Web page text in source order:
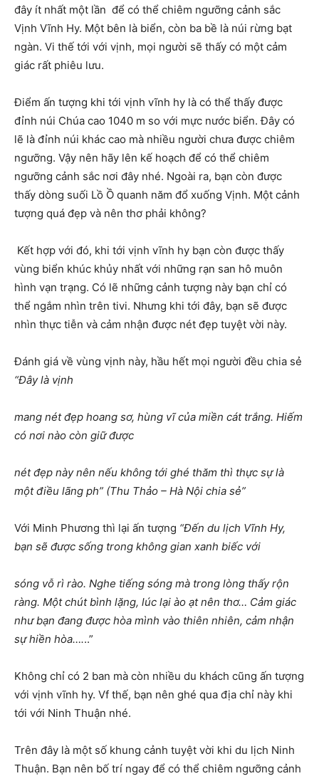
đây ít nhất một lần để có thể chiêm ngưỡng cảnh sắc
Vịnh Vĩnh Hy. Một bên là biển, còn ba bề là núi rừng bạt
ngàn. Vi thế tới với vịnh, mọi người sẽ thấy có một cảm
giác rất phiêu lưu.
Điểm ấn tượng khi tới vịnh vĩnh hy là có thể thấy được
đỉnh núi Chúa cao 1040 m so với mực nước biển. Đây có
lẽ là đỉnh núi khác cao mà nhiều người chưa được chiêm
ngưỡng. Vậy nên hãy lên kế hoạch để có thể chiêm
ngưỡng cảnh sắc nơi đây nhé. Ngoài ra, bạn còn được
thấy dòng suối Lồ Ồ quanh năm đổ xuống Vịnh. Một cảnh
tượng quá đẹp và nên thơ phải không?
Kết hợp với đó, khi tới vịnh vĩnh hy bạn còn được thấy
vùng biển khúc khủy nhất với những rạn san hô muôn
hình vạn trạng. Có lẽ những cảnh tượng này bạn chỉ có
thể ngắm nhìn trên tivi. Nhưng khi tới đây, bạn sẽ được
nhìn thực tiễn và cảm nhận được nét đẹp tuyệt vời này.
Đánh giá về vùng vịnh này, hầu hết mọi người đều chia sẻ
“Đây là vịnh
mang nét đẹp hoang sơ, hùng vĩ của miền cát trắng. Hiếm
có nơi nào còn giữ được
nét đẹp này nên nếu không tới ghé thăm thì thực sự là
một điều lãng ph” (Thu Thảo – Hà Nội chia sẻ”
Với Minh Phương thì lại ấn tượng “Đến du lịch Vĩnh Hy,
bạn sẽ được sống trong không gian xanh biếc với
sóng vỗ rì rào. Nghe tiếng sóng mà trong lòng thấy rộn
ràng. Một chút bình lặng, lúc lại ào ạt nên thơ… Cảm giác
như bạn đang được hòa mình vào thiên nhiên, cảm nhận
sự hiền hòa…...”
Không chỉ có 2 ban mà còn nhiều du khách cũng ấn tượng
với vịnh vĩnh hy. Vf thế, bạn nên ghé qua địa chỉ này khi
tới với Ninh Thuận nhé.
Trên đây là một số khung cảnh tuyệt vời khi du lịch Ninh
Thuận. Bạn nên bố trí ngay để có thể chiêm ngưỡng cảnh